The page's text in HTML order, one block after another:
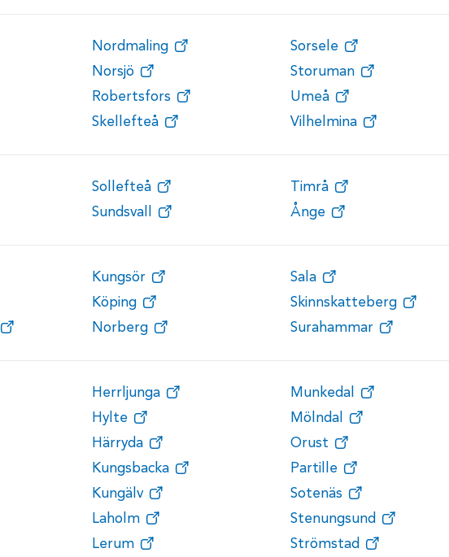
Nordmaling
Norsjö
Robertsfors
Skellefteå
Sorsele
Storuman
Umeå
Vilhelmina
Sollefteå
Sundsvall
Timrå
Ånge
Kungsör
Köping
Norberg
Sala
Skinnskatteberg
Surahammar
Herrljunga
Hylte
Härryda
Kungsbacka
Kungälv
Laholm
Lerum
Munkedal
Mölndal
Orust
Partille
Sotenäs
Stenungsund
Strömstad